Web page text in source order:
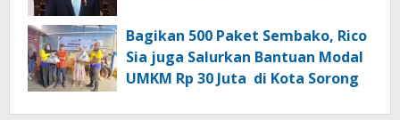
Bagikan 500 Paket Sembako, Rico
Sia juga Salurkan Bantuan Modal
UMKM Rp 30 Juta di Kota Sorong